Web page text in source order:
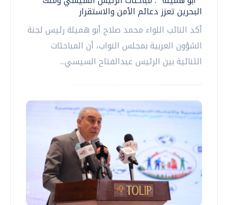
البحرين تعزز دعائم الأمن والاستقرار
أكد النائب اللواء محمد صلاح أبو هميلة رئيس لجنة
الشؤون العربية بمجلس النواب، أن المباحثات
الثنائية بين الرئيس عبدالفتاح السيسي...